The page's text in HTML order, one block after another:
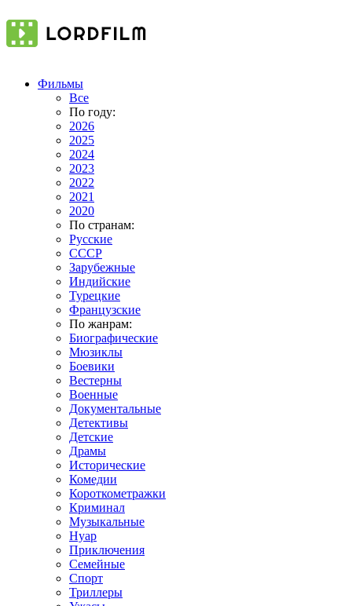
Фильмы
Все
По году:
2026
2025
2024
2023
2022
2021
2020
По странам:
Русские
СССР
Зарубежные
Индийские
Турецкие
Французские
По жанрам:
Биографические
Мюзиклы
Боевики
Вестерны
Военные
Документальные
Детективы
Детские
Драмы
Исторические
Комедии
Короткометражки
Криминал
Музыкальные
Нуар
Приключения
Семейные
Спорт
Триллеры